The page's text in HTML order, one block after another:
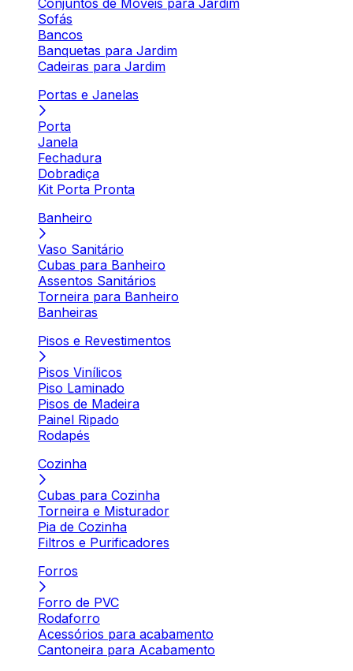
Conjuntos de Móveis para Jardim
Sofás
Bancos
Banquetas para Jardim
Cadeiras para Jardim
Portas e Janelas
Porta
Janela
Fechadura
Dobradiça
Kit Porta Pronta
Banheiro
Vaso Sanitário
Cubas para Banheiro
Assentos Sanitários
Torneira para Banheiro
Banheiras
Pisos e Revestimentos
Pisos Vinílicos
Piso Laminado
Pisos de Madeira
Painel Ripado
Rodapés
Cozinha
Cubas para Cozinha
Torneira e Misturador
Pia de Cozinha
Filtros e Purificadores
Forros
Forro de PVC
Rodaforro
Acessórios para acabamento
Cantoneira para Acabamento